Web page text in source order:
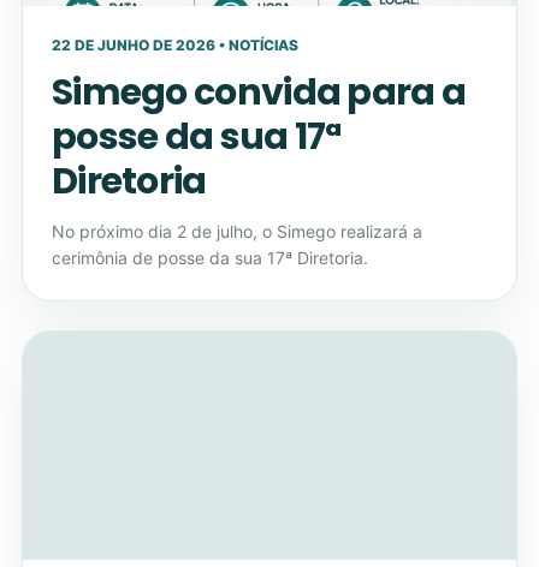
22 DE JUNHO DE 2026 • NOTÍCIAS
Simego convida para a
posse da sua 17ª
Diretoria
No próximo dia 2 de julho, o Simego realizará a
cerimônia de posse da sua 17ª Diretoria.